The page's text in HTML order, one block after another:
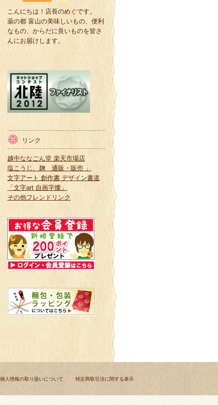
こんにちは！店長のめぐです。
薬の都 富山の美味しいもの、便利
なもの、からだに良いものを皆さ
んにお届けします。
リンク
越中ななごん堂 楽天市場店
塩こうじ、麹 通販・販売 」
文字アート 創作書 デザイン書道
「文字art 自画字燦」
その他フレンドリンク
個人情報の取り扱いについて 特定商取引法に関する表示